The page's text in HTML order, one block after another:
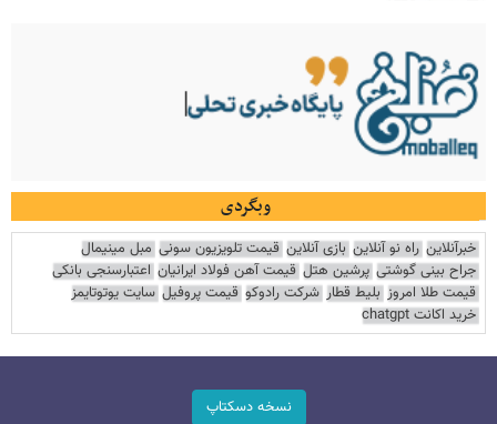
وبگردی
خبرآنلاین راه نو آنلاین بازی آنلاین قیمت تلویزیون سونی مبل مینیمال
جراح بینی گوشتی پرشین هتل قیمت آهن فولاد ایرانیان اعتبارسنجی بانکی
قیمت طلا امروز بلیط قطار شرکت رادوکو قیمت پروفیل سایت یوتوتایمز
خرید اکانت chatgpt
نسخه دسکتاپ